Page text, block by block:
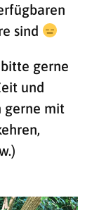
sind
gerne
und
gerne mit